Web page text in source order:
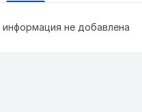
не добавлена